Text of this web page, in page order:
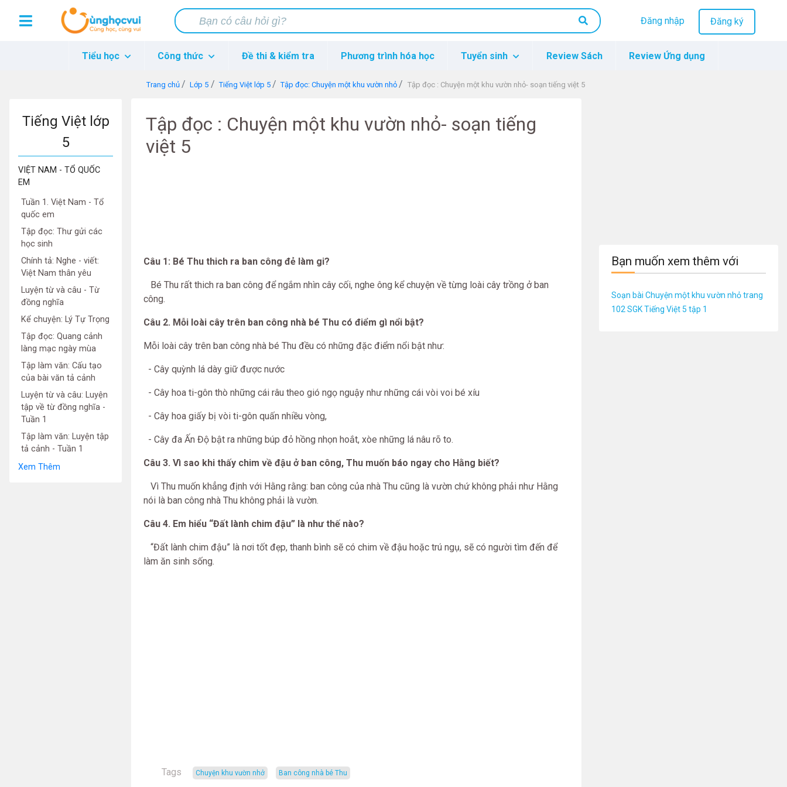
Đăng nhập Đăng ký
Tiểu học Công thức Đề thi & kiểm tra Phương trình hóa học Tuyển sinh Review Sách Review Ứng dụng
Trang chủ Lớp 5 Tiếng Việt lớp 5 Tập đọc: Chuyện một khu vườn nhỏ Tập đọc : Chuyện một khu vườn nhỏ- soạn tiếng việt 5
Tiếng Việt lớp
5
VIỆT NAM - TỔ QUỐC
EM
Tuần 1. Việt Nam - Tổ
quốc em
Tập đọc: Thư gửi các
học sinh
Chính tả: Nghe - viết:
Việt Nam thân yêu
Luyện từ và câu - Từ
đồng nghĩa
Kể chuyện: Lý Tự Trọng
Tập đọc: Quang cảnh
làng mạc ngày mùa
Tập làm văn: Cấu tạo
của bài văn tả cảnh
Luyện từ và câu: Luyện
tập về từ đồng nghĩa -
Tuần 1
Tập làm văn: Luyện tập
tả cảnh - Tuần 1
Xem Thêm
Tập đọc : Chuyện một khu vườn nhỏ- soạn tiếng
việt 5
Câu 1: Bé Thu thich ra ban công đẻ làm gi?
Bé Thu rất thich ra ban công để ngắm nhìn cây cối, nghe ông kể chuyện về từng loài cây trồng ở ban
công.
Câu 2. Mỗi loài cây trên ban công nhà bé Thu có điểm gì nổi bật?
Mỗi loài cây trên ban công nhà bé Thu đều có những đặc điểm nổi bật như:
- Cây quỳnh lá dày giữ được nước
- Cây hoa ti-gôn thò những cái râu theo gió ngọ nguậy như những cái vòi voi bé xíu
- Cây hoa giấy bị vòi ti-gôn quấn nhiều vòng,
- Cây đa Ấn Độ bật ra những búp đỏ hồng nhọn hoắt, xòe những lá nâu rõ to.
Câu 3. Vì sao khi thấy chim về đậu ở ban công, Thu muốn báo ngay cho Hằng biết?
Vì Thu muốn khẳng định với Hằng rằng: ban công của nhà Thu cũng là vườn chứ không phải như Hằng
nói là ban công nhà Thu không phải là vườn.
Câu 4. Em hiểu “Đất lành chim đậu” là như thế nào?
“Đất lành chim đậu” là nơi tốt đẹp, thanh bình sẽ có chim về đậu hoặc trú ngụ, sẽ có người tìm đến để
làm ăn sinh sống.
Tags Chuyện khu vườn nhở ban công nhà bé Thu
Bạn muốn xem thêm với
Soạn bài Chuyện một khu vườn nhỏ trang
102 SGK Tiếng Việt 5 tập 1